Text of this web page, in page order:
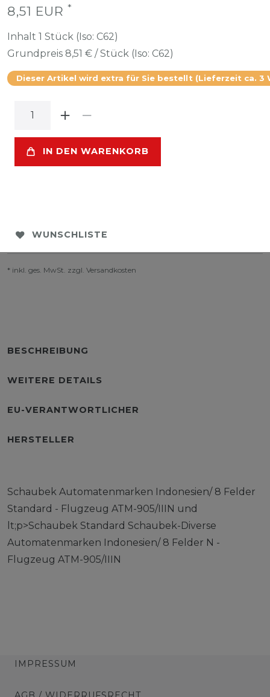
8,51 EUR *
Inhalt 1 Stück (Iso: C62)
Grundpreis 8,51 € / Stück (Iso: C62)
Dieser Artikel wird extra für Sie bestellt (Lieferzeit ca. 3
IN DEN WARENKORB
WUNSCHLISTE
* inkl. ges. MwSt. zzgl. Versandkosten
BESCHREIBUNG
WEITERE DETAILS
EU-VERANTWORTLICHER
HERSTELLER
Schaubek Automatenmarken Indonesien/ 8 Felder
Standard - Flugzeug ATM-905/IIIN und
lt;p>Schaubek Standard Schaubek-Diverse
Automatenmarken Indonesien/ 8 Felder N -
Flugzeug ATM-905/IIIN
IMPRESSUM